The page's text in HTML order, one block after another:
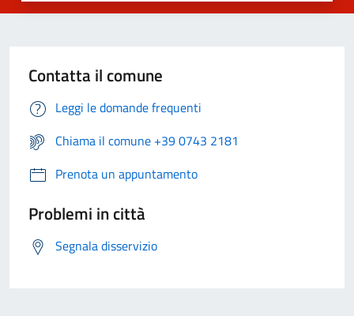
Contatta il comune
Leggi le domande frequenti
Chiama il comune +39 0743 2181
Prenota un appuntamento
Problemi in città
Segnala disservizio